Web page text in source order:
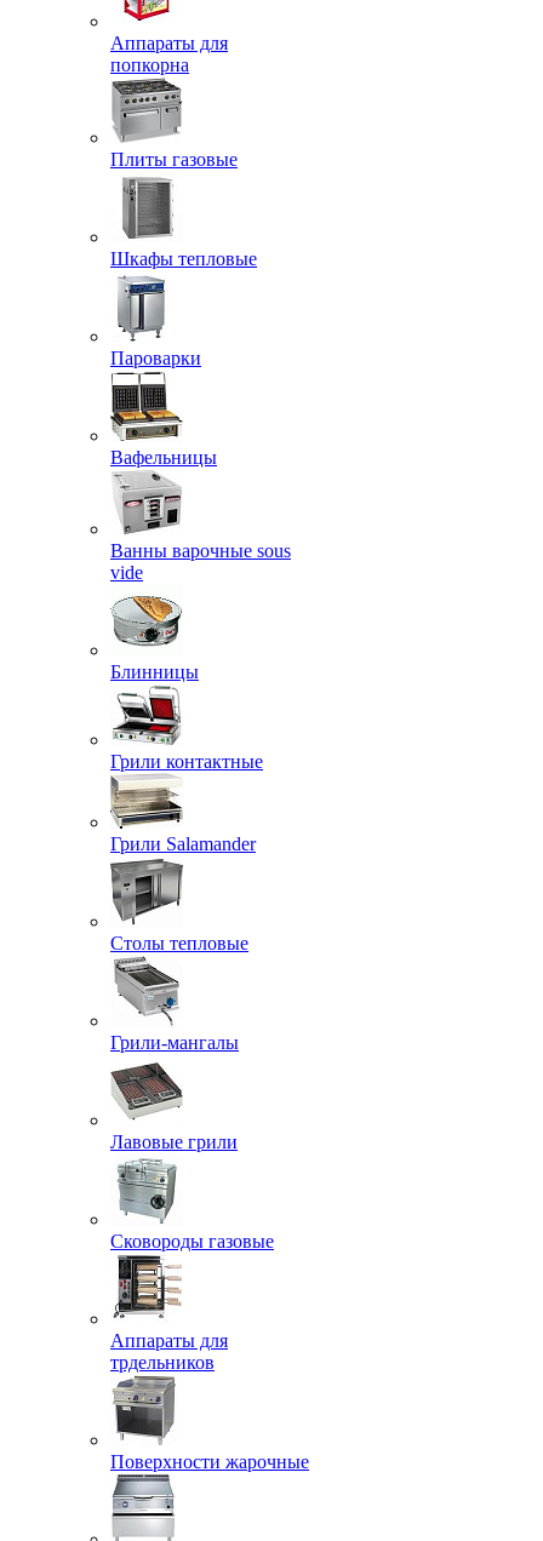
Аппараты для
попкорна
Плиты газовые
Шкафы тепловые
Пароварки
Вафельницы
Ванны варочные sous
vide
Блинницы
Грили контактные
Грили Salamander
Столы тепловые
Грили-мангалы
Лавовые грили
Сковороды газовые
Аппараты для
трдельников
Поверхности жарочные